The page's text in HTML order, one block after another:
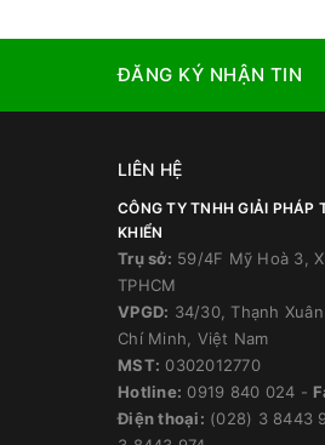
ĐĂNG KÝ NHẬN TIN
LIÊN HỆ
CÔNG TY TNHH GIẢI PHÁP
KHIỂN
Trụ sở: 59/4F Mỹ Hoà 3,
TPHCM
VPGD: 34/30, Thạnh
Chí Minh, Việt Nam
MST: 0302012770
Hotline: 0919 840 024 -
Điện thoại: (028) 3 8443